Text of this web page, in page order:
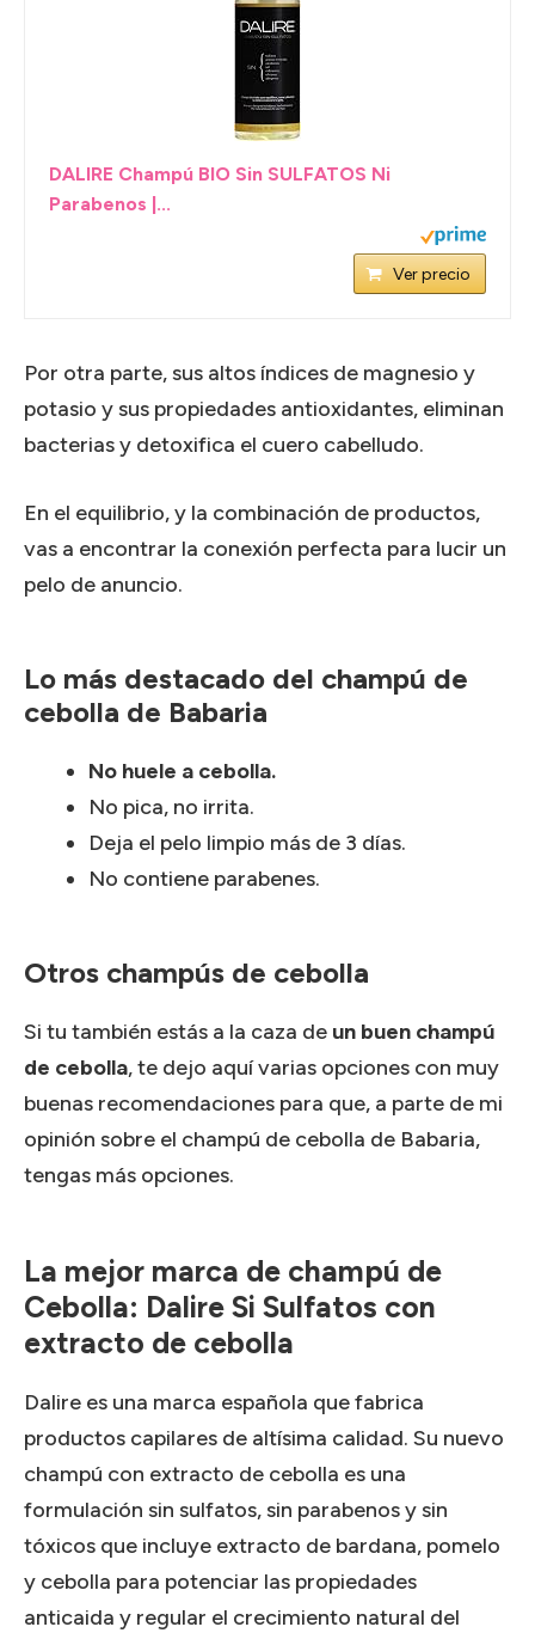
DALIRE Champú BIO Sin SULFATOS Ni
Parabenos |...
Ver precio
Por otra parte, sus altos índices de magnesio y
potasio y sus propiedades antioxidantes, eliminan
bacterias y detoxifica el cuero cabelludo.
En el equilibrio, y la combinación de productos,
vas a encontrar la conexión perfecta para lucir un
pelo de anuncio.
Lo más destacado del champú de
cebolla de Babaria
No huele a cebolla.
No pica, no irrita.
Deja el pelo limpio más de 3 días.
No contiene parabenes.
Otros champús de cebolla
Si tu también estás a la caza de un buen champú
de cebolla, te dejo aquí varias opciones con muy
buenas recomendaciones para que, a parte de mi
opinión sobre el champú de cebolla de Babaria,
tengas más opciones.
La mejor marca de champú de
Cebolla: Dalire Si Sulfatos con
extracto de cebolla
Dalire es una marca española que fabrica
productos capilares de altísima calidad. Su nuevo
champú con extracto de cebolla es una
formulación sin sulfatos, sin parabenos y sin
tóxicos que incluye extracto de bardana, pomelo
y cebolla para potenciar las propiedades
anticaida y regular el crecimiento natural del